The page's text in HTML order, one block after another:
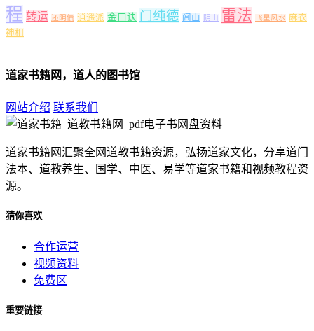
程 转运 还阴债 逍遥派 金口诀 门纯德 闾山 阴山 雷法 飞星风水 麻衣
神相
道家书籍网，道人的图书馆
网站介绍 联系我们
道家书籍网汇聚全网道教书籍资源，弘扬道家文化，分享道门
法本、道教养生、国学、中医、易学等道家书籍和视频教程资
源。
猜你喜欢
合作运营
视频资料
免费区
重要链接